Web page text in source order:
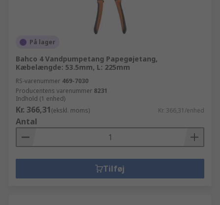
På lager
Bahco 4 Vandpumpetang Papegøjetang,
Kæbelængde: 53.5mm, L: 225mm
RS-varenummer 469-7030
Producentens varenummer 8231
Indhold (1 enhed)
Kr. 366,31(ekskl. moms) Kr. 366,31/enhed
Antal
Tilføj